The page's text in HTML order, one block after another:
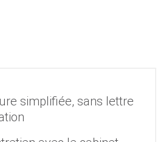
simplifiée, sans lettre